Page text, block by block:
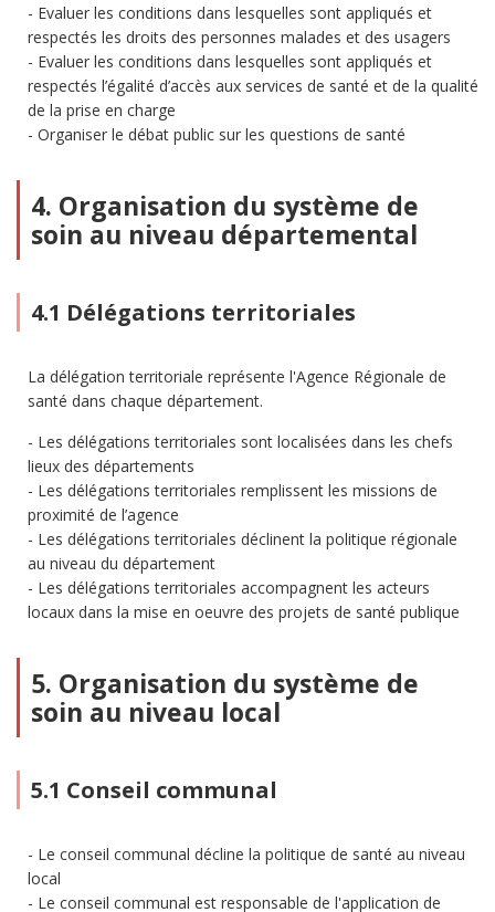
Evaluer les conditions dans lesquelles sont appliqués et
respectés les droits des personnes malades et des usagers
Evaluer les conditions dans lesquelles sont appliqués et
respectés l’égalité d’accès aux services de santé et de la qualité
de la prise en charge
Organiser le débat public sur les questions de santé
4. Organisation du système de
soin au niveau départemental
4.1 Délégations territoriales
La délégation territoriale représente l'Agence Régionale de
santé dans chaque département.
Les délégations territoriales sont localisées dans les chefs
lieux des départements
Les délégations territoriales remplissent les missions de
proximité de l’agence
Les délégations territoriales déclinent la politique régionale
au niveau du département
Les délégations territoriales accompagnent les acteurs
locaux dans la mise en oeuvre des projets de santé publique
5. Organisation du système de
soin au niveau local
5.1 Conseil communal
Le conseil communal décline la politique de santé au niveau
local
Le conseil communal est responsable de l'application de